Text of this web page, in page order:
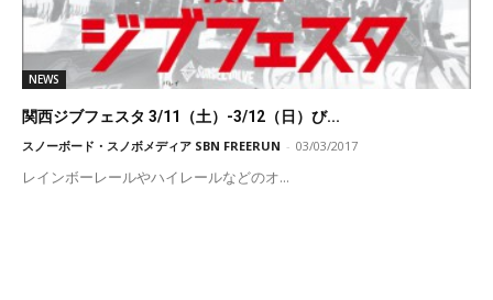
NEWS
関西ジブフェスタ 3/11（土）-3/12（日）び...
スノーボード・スノボメディア SBN FREERUN - 03/03/2017
レインボーレールやハイレールなどのオ...